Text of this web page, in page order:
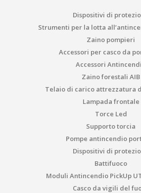
Dispositivi di
Strumenti per la lotta
Zaino pompieri
Accessori per casco da
Accessori
Zaino forestali AIB
Telaio di carico attrezzatura
Lampada frontale
Torce Led
Supporto torcia
Pompe antincendio
Dispositivi di
Battifuoco
Moduli Antincendio PickUp
Casco da vigili del